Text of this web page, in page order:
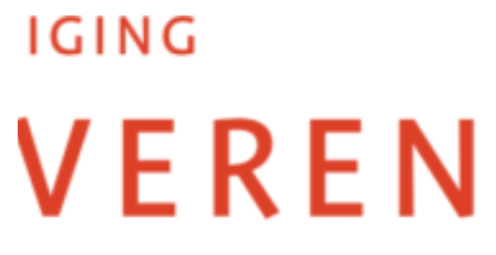
NIEUW
SOCIAAL
CONTRACT